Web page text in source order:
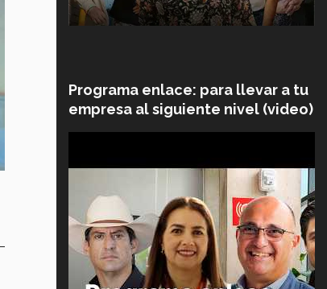
Programa enlace: para llevar a tu
empresa al siguiente nivel (video)